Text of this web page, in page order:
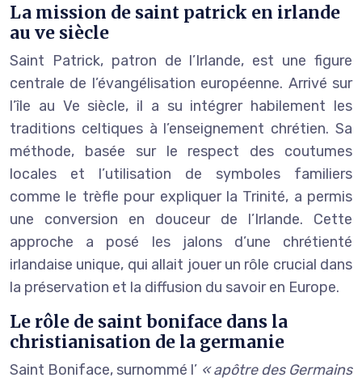
La mission de saint patrick en irlande
au ve siècle
Saint Patrick, patron de l’Irlande, est une figure
centrale de l’évangélisation européenne. Arrivé sur
l’île au Ve siècle, il a su intégrer habilement les
traditions celtiques à l’enseignement chrétien. Sa
méthode, basée sur le respect des coutumes
locales et l’utilisation de symboles familiers
comme le trèfle pour expliquer la Trinité, a permis
une conversion en douceur de l’Irlande. Cette
approche a posé les jalons d’une chrétienté
irlandaise unique, qui allait jouer un rôle crucial dans
la préservation et la diffusion du savoir en Europe.
Le rôle de saint boniface dans la
christianisation de la germanie
Saint Boniface, surnommé l’ « apôtre des Germains